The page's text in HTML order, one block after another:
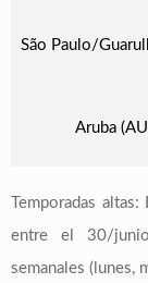
São Paulo/
Aruba
Temporadas
entre el 30/
semanales (lunes,